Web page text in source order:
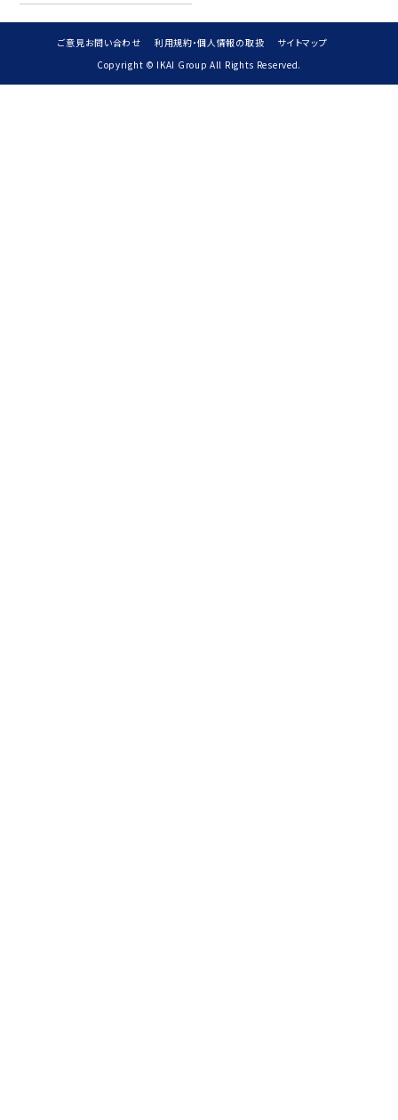
ご意見お問い合わせ 利用規約・個人情報の取扱
サイトマップ
Copyright © IKAI Group All Rights Reserved.